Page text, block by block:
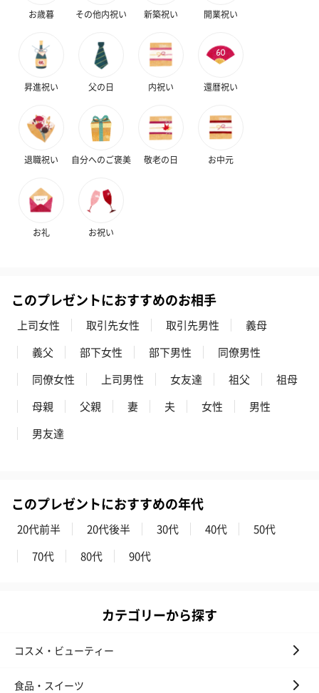
お歳暮 その他内祝い 新築祝い 開業祝い
昇進祝い 父の日 内祝い 還暦祝い
退職祝い 自分へのご褒美 敬老の日 お中元
お礼 お祝い
このプレゼントにおすすめのお相手
上司女性 取引先女性 取引先男性
義母
義父
部下女性 部下男性
同僚男性
同僚女性
上司男性 女友達 祖父
祖母
母親
父親 妻 夫 女性
男性
男友達
このプレゼントにおすすめの年代
20代前半 20代後半 30代 40代
50代
70代
80代 90代
カテゴリーから探す
コスメ・ビューティー
食品・スイーツ